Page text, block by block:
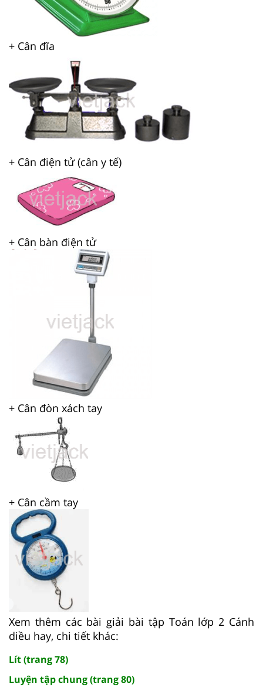
+ Cân đĩa
+ Cân điện tử (cân y tế)
+ Cân bàn điện tử
+ Cân đòn xách tay
+ Cân cầm tay
Xem thêm các bài giải bài tập Toán lớp 2 Cánh
diều hay, chi tiết khác:
Lít (trang 78)
Luyện tập chung (trang 80)